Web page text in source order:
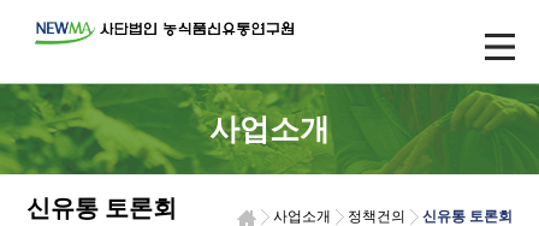
사업소개
신유통 토론회 사업소개 정책건의 신유통 토론회